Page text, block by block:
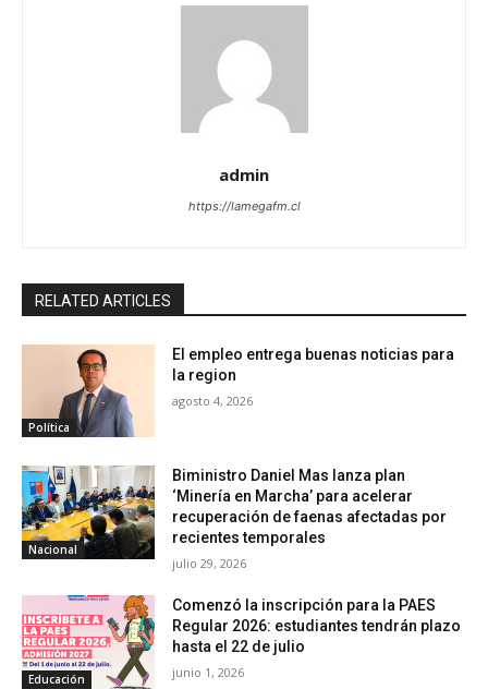
admin
https://lamegafm.cl
RELATED ARTICLES
Política
El empleo entrega buenas noticias para
la region
agosto 4, 2026
Nacional
Biministro Daniel Mas lanza plan
‘Minería en Marcha’ para acelerar
recuperación de faenas afectadas por
recientes temporales
julio 29, 2026
Educación
Comenzó la inscripción para la PAES
Regular 2026: estudiantes tendrán plazo
hasta el 22 de julio
junio 1, 2026